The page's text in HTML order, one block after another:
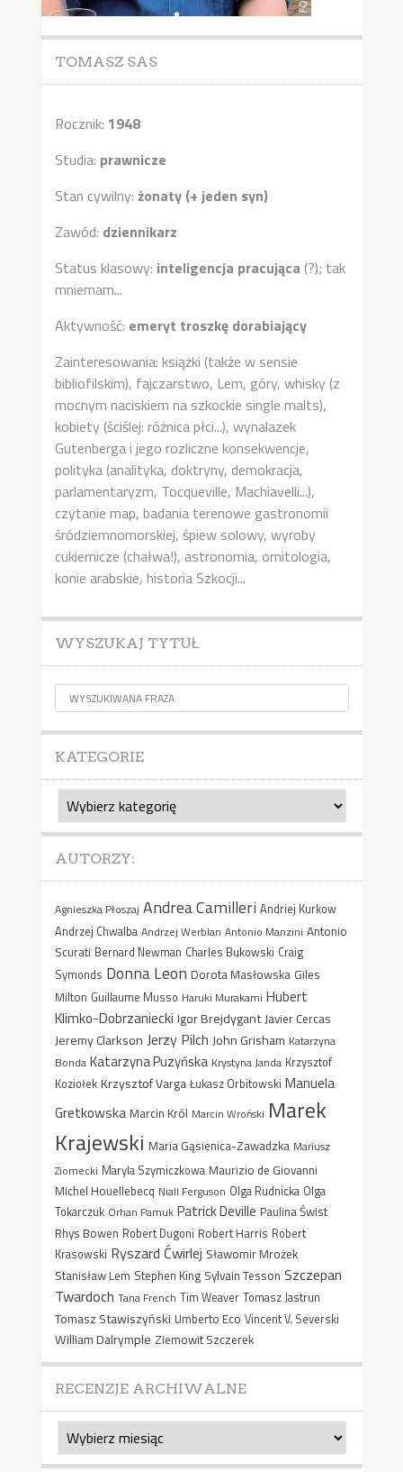
TOMASZ SAS
Rocznik: 1948
Studia: prawnicze
Stan cywilny: żonaty (+ jeden syn)
Zawód: dziennikarz
Status klasowy: inteligencja pracująca (?); tak
mniemam...
Aktywność: emeryt troszkę dorabiający
Zainteresowania: książki (także w sensie
bibliofilskim), fajczarstwo, Lem, góry, whisky (z
mocnym naciskiem na szkockie single malts),
kobiety (ściślej: różnica płci...), wynalazek
Gutenberga i jego rozliczne konsekwencje,
polityka (analityka, doktryny, demokracja,
parlamentaryzm, Tocqueville, Machiavelli...),
czytanie map, badania terenowe gastronomii
śródziemnomorskiej, śpiew solowy, wyroby
cukiernicze (chałwa!), astronomia, ornitologia,
konie arabskie, historia Szkocji...
WYSZUKAJ TYTUŁ
KATEGORIE
Kategorie
AUTORZY:
Agnieszka Płoszaj Andrea Camilleri Andriej Kurkow
Andrzej Chwalba Andrzej Werblan Antonio Manzini Antonio
Scurati Bernard Newman Charles Bukowski Craig
Symonds Donna Leon Dorota Masłowska Giles
Milton Guillaume Musso Haruki Murakami Hubert
Klimko-Dobrzaniecki Igor Brejdygant Javier Cercas
Jeremy Clarkson Jerzy Pilch John Grisham Katarzyna
Bonda Katarzyna Puzyńska Krystyna Janda Krzysztof
Koziołek Krzysztof Varga Łukasz Orbitowski Manuela
Gretkowska Marcin Król Marcin Wroński Marek
Krajewski Maria Gąsienica-Zawadzka Mariusz
Ziomecki Maryla Szymiczkowa Maurizio de Giovanni
Michel Houellebecq Niall Ferguson Olga Rudnicka Olga
Tokarczuk Orhan Pamuk Patrick Deville Paulina Świst
Rhys Bowen Robert Dugoni Robert Harris Robert
Krasowski Ryszard Ćwirlej Sławomir Mrożek
Stanisław Lem Stephen King Sylvain Tesson Szczepan
Twardoch Tana French Tim Weaver Tomasz Jastrun
Tomasz Stawiszyński Umberto Eco Vincent V. Severski
William Dalrymple Ziemowit Szczerek
RECENZJE ARCHIWALNE
Recenzje
archiwalne